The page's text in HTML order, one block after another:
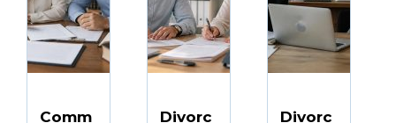
Comm
Divorc
Divorc